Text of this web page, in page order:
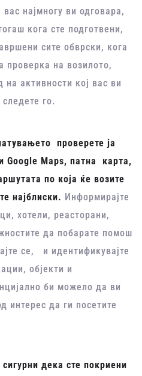
најмногу ви одговара,
кога сте подготвени,
сите обврски, кога
проверка на возилото,
на активности кој вас ви
го.
проверете ја
Google Maps, патна карта,
по која ќе возите
најблиски. Информирајте
хотели, реасторани,
да побарате помош
се, и идентификувајте
објекти и
би можело да ви
интерес да ги посетите
дека сте покриени